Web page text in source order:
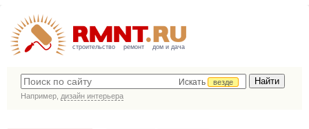
строительство ремонт дом и дача
Искать
везде
Например, дизайн интерьера